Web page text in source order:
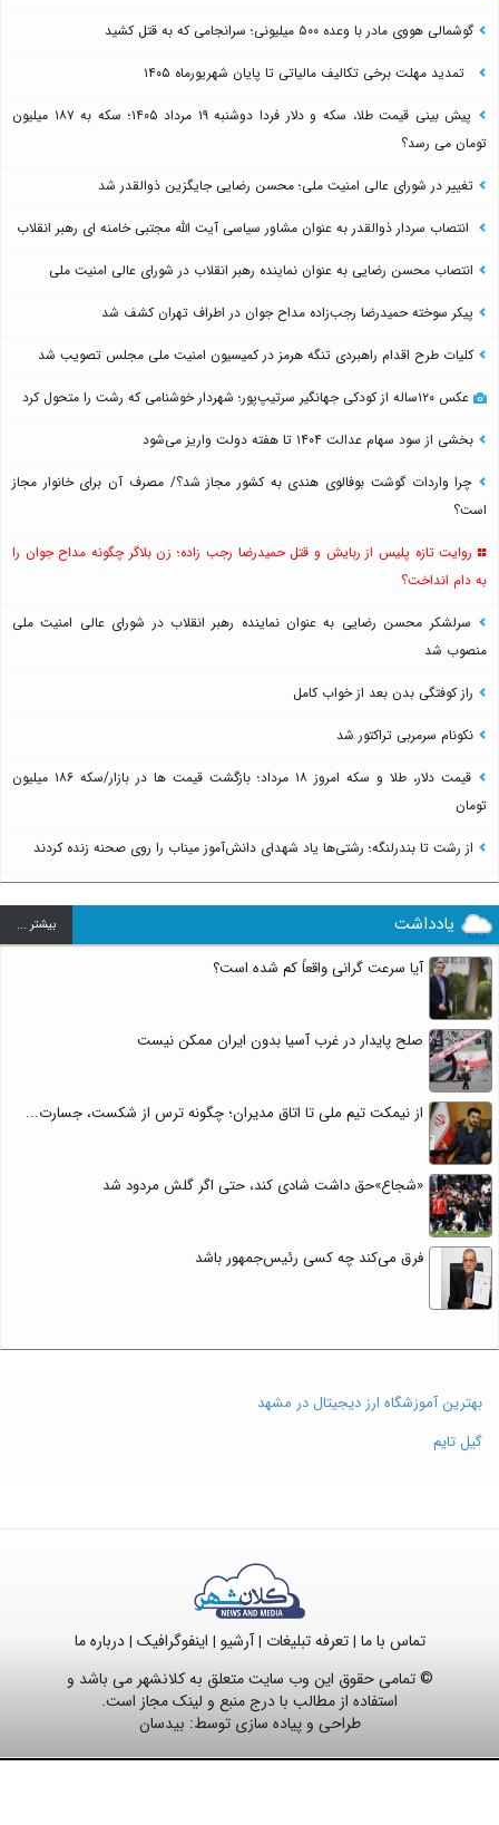
گوشمالی هووی مادر با وعده ۵۰۰ میلیونی؛ سرانجامی که به قتل کشید
تمدید مهلت برخی تکالیف مالیاتی تا پایان شهریورماه ۱۴۰۵
پیش بینی قیمت طلا، سکه و دلار فردا دوشنبه ۱۹ مرداد ۱۴۰۵؛ سکه به ۱۸۷ میلیون
تومان می رسد؟
تغییر در شورای عالی امنیت ملی؛ محسن رضایی جایگزین ذوالقدر شد
انتصاب سردار ذوالقدر به عنوان مشاور سیاسی آیت الله مجتبی خامنه ای رهبر انقلاب
انتصاب محسن رضایی به عنوان نماینده رهبر انقلاب در شورای عالی امنیت ملی
پیکر سوخته حمیدرضا رجب‌زاده مداح جوان در اطراف تهران کشف شد
کلیات طرح اقدام راهبردی تنگه هرمز در کمیسیون امنیت ملی مجلس تصویب شد
عکس ۱۲۰ساله از کودکی جهانگیر سرتیپ‌پور؛ شهردار خوشنامی که رشت را متحول کرد
بخشی از سود سهام عدالت ۱۴۰۴ تا هفته دولت واریز می‌شود
چرا واردات گوشت بوفالوی هندی به کشور مجاز شد؟/ مصرف آن برای خانوار مجاز
است؟
روایت تازه پلیس از ربایش و قتل حمیدرضا رجب زاده؛ زن بلاگر چگونه مداح جوان را
به دام انداخت؟
سرلشکر محسن رضایی به عنوان نماینده رهبر انقلاب در شورای عالی امنیت ملی
منصوب شد
راز کوفتگی بدن بعد از خواب کامل
نکونام سرمربی تراکتور شد
قیمت دلار، طلا و سکه امروز ۱۸ مرداد؛ بازگشت قیمت ها در بازار/سکه ۱۸۶ میلیون
تومان
از رشت تا بندرلنگه؛ رشتی‌ها یاد شهدای دانش‌آموز میناب را روی صحنه زنده کردند
یادداشت بيشتر ...
آیا سرعت گرانی واقعاً کم شده است؟
صلح پایدار در غرب آسیا بدون ایران ممکن نیست
از نیمکت تیم ملی تا اتاق مدیران؛ چگونه ترس از شکست، جسارت...
«شجاع»حق داشت شادی کند، حتی اگر گلش مردود شد
فرق می‌کند چه کسی رئیس‌جمهور باشد
بهترین آموزشگاه ارز دیجیتال در مشهد
گیل تایم
تماس با ما |تعرفه تبلیغات |آرشیو | اینفوگرافیک |درباره ما
© تمامی حقوق این وب سایت متعلق به کلانشهر می باشد و
استفاده از مطالب با درج منبع و لینک مجاز است.
طراحی و پیاده سازی توسط: بیدسان